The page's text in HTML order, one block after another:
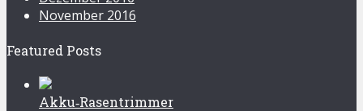
November 2016
Featured Posts
Akku‑Rasentrimmer